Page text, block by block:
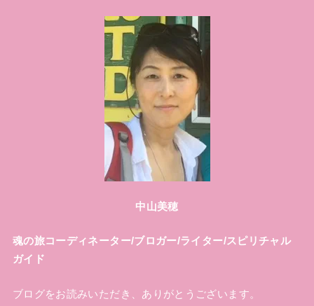
中山美穂
魂の旅コーディネーター/ブロガー/ライター/スピリチャル
ガイド
ブログをお読みいただき、ありがとうございます。